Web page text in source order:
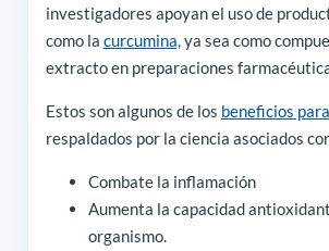
investigadores apoyan el uso de
como la curcumina,ya sea como
extracto en preparaciones
Estos son algunos de los beneficios
respaldados por la ciencia asociados
Combate la inflamación
Aumenta la capacidad
organismo.